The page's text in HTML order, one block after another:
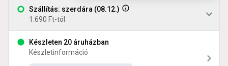
Szállítás: szerdára (08.12.)
1.690 Ft-tól
Készleten 20 áruházban
Készletinformáció